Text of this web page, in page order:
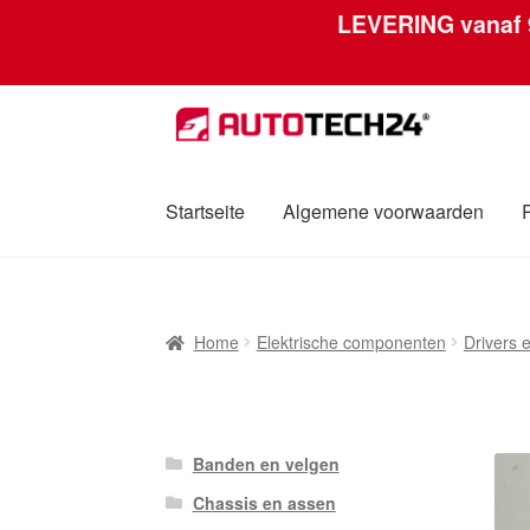
LEVERING vanaf
Ga
door
navigatie
Ga
naar
inhoud
Startseite Algemene voorwaarden
Over ons PrivacybeleidWereldwijde
Home Elektrische componenten Drivers
Banden en velgen
Chassis en assen